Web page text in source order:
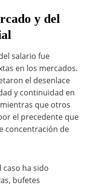
y del
salario fue
en los mercados.
el desenlace
y continuidad en
que otros
el precedente que
concentración de
ha sido
bufetes